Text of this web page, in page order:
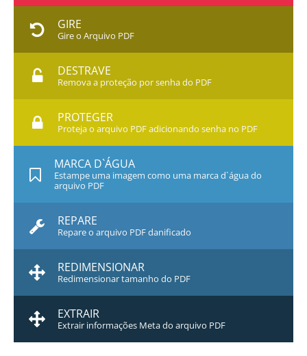
GIRE
Gire o Arquivo PDF
DESTRAVE
Remova a proteção por senha do PDF
PROTEGER
Proteja o arquivo PDF adicionando senha no PDF
MARCA D`ÁGUA
Estampe uma imagem como uma marca d`água do
arquivo PDF
REPARE
Repare o arquivo PDF danificado
REDIMENSIONAR
Redimensionar tamanho do PDF
EXTRAIR
Extrair informações Meta do arquivo PDF